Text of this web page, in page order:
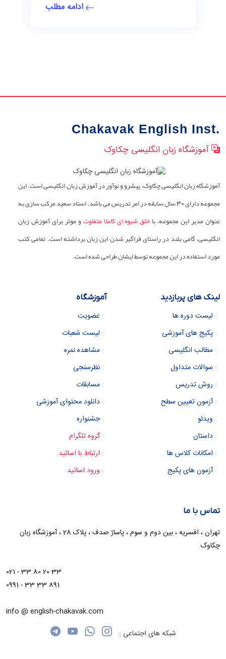
ادامه مطلب
Chakavak English Inst.
آموزشگاه زبان انگلیسی چکاوک
آموزشگاه زبان انگلیسی چکاوک، پیشرو و نوآور در آموزش زبان انگلیسی است. این
مجموعه دارای 30 سال سابقه در امر تدریس می باشد. استاد سعید مرکب سازی به
عنوان مدیر این مجموعه، باخلق شیوه ای کاملا متفاوتو موثر برای آموزش زبان
انگلیسی، گامی بلند در راستای فراگیر شدن این زبان برداشته است. تمامی کتب
مورد استفاده در این مجموعه توسط ایشان طراحی شده است.
لینک های پربازدید
لیست دوره ها
پکیج های آموزشی
مطالب انگلیسی
سوالات متداول
روش تدریس
آزمون تعیین سطح
ویدئو
داستان
امکانات کلاس ها
آزمون های پکیج
آموزشگاه
عضویت
لیست شعبات
مشاهده نمره
نظرسنجی
مسابقات
دانلود محتوای آموزشی
جشنواره
گروه تلگرام
ارتباط با اساتید
ورود اساتید
تماس با ما
تهران ، افسریه ، بین دوم و سوم ، پاساژ صدف ، پلاک 28 ، آموزشگاه زبان
چکاوک
021 - 33 80 20 33
0991 - 33 33 891
info @ english-chakavak.com
شبکه های اجتماعی :